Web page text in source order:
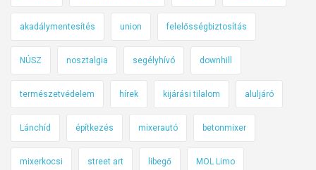
o
s
o
o
akadálymentesítés union felelősségbiztosítás
NÚSZ nosztalgia segélyhívó downhill
természetvédelem hírek kijárási tilalom aluljáró
Lánchíd építkezés mixerautó betonmixer
mixerkocsi street art libegő MOL Limo